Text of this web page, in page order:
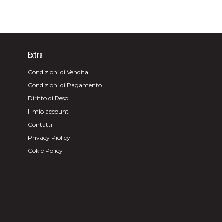
Extra
Condizioni di Vendita
Condizioni di Pagamento
Diritto di Reso
Il mio account
Contatti
Privacy Piolicy
Cokie Policy